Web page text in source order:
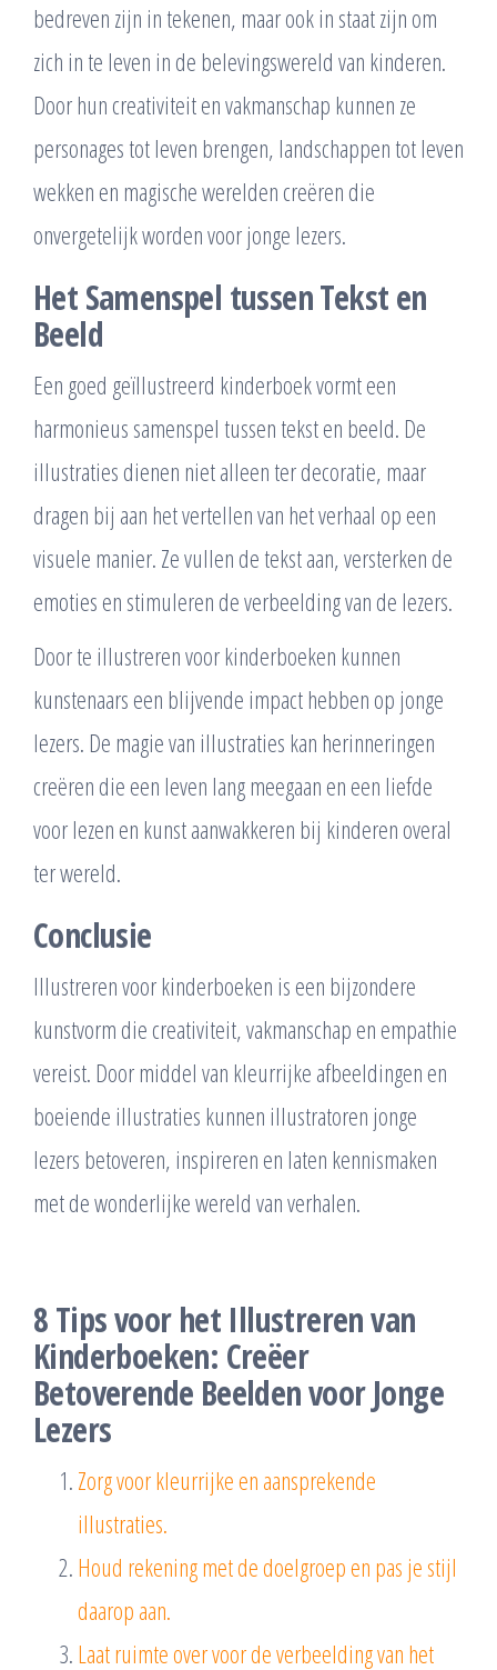
bedreven zijn in tekenen, maar ook in staat zijn om
zich in te leven in de belevingswereld van kinderen.
Door hun creativiteit en vakmanschap kunnen ze
personages tot leven brengen, landschappen tot leven
wekken en magische werelden creëren die
onvergetelijk worden voor jonge lezers.
Het Samenspel tussen Tekst en
Beeld
Een goed geïllustreerd kinderboek vormt een
harmonieus samenspel tussen tekst en beeld. De
illustraties dienen niet alleen ter decoratie, maar
dragen bij aan het vertellen van het verhaal op een
visuele manier. Ze vullen de tekst aan, versterken de
emoties en stimuleren de verbeelding van de lezers.
Door te illustreren voor kinderboeken kunnen
kunstenaars een blijvende impact hebben op jonge
lezers. De magie van illustraties kan herinneringen
creëren die een leven lang meegaan en een liefde
voor lezen en kunst aanwakkeren bij kinderen overal
ter wereld.
Conclusie
Illustreren voor kinderboeken is een bijzondere
kunstvorm die creativiteit, vakmanschap en empathie
vereist. Door middel van kleurrijke afbeeldingen en
boeiende illustraties kunnen illustratoren jonge
lezers betoveren, inspireren en laten kennismaken
met de wonderlijke wereld van verhalen.
8 Tips voor het Illustreren van
Kinderboeken: Creëer
Betoverende Beelden voor Jonge
Lezers
Zorg voor kleurrijke en aansprekende
illustraties.
Houd rekening met de doelgroep en pas je stijl
daarop aan.
Laat ruimte over voor de verbeelding van het